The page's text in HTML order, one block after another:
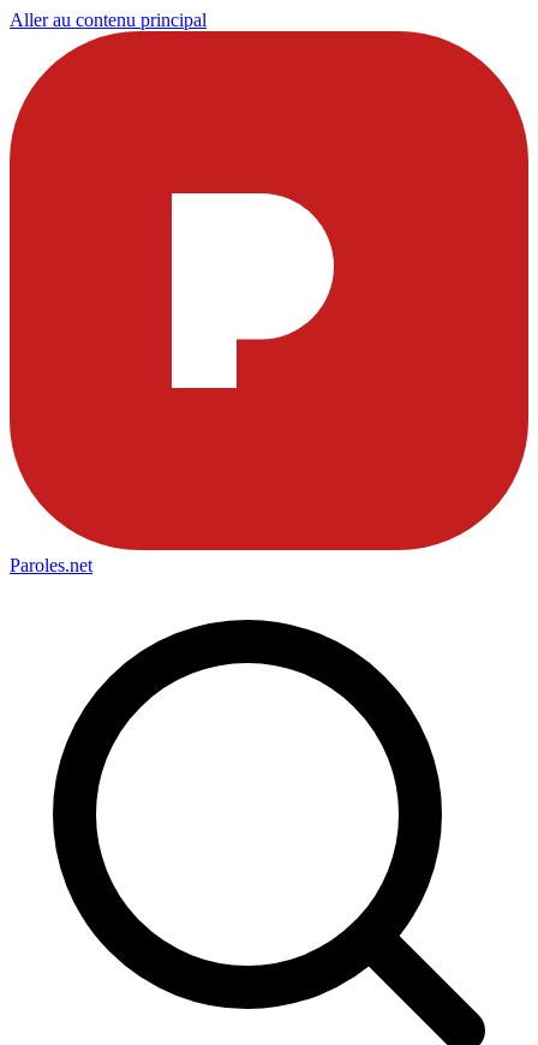
Aller au contenu principal
Paroles.net